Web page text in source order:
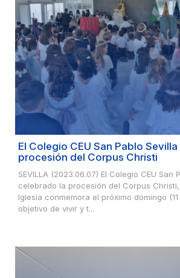
El Colegio CEU San Pablo
procesión del Corpus Christi
SEVILLA (2023.06.07) El Colegio CEU San
celebrado la procesión del Corpus
Iglesia conmemora el próximo domingo
objetivo de vivir y t...